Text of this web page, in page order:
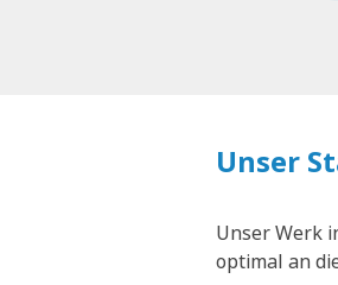
Unser
Unser Werk
optimal an